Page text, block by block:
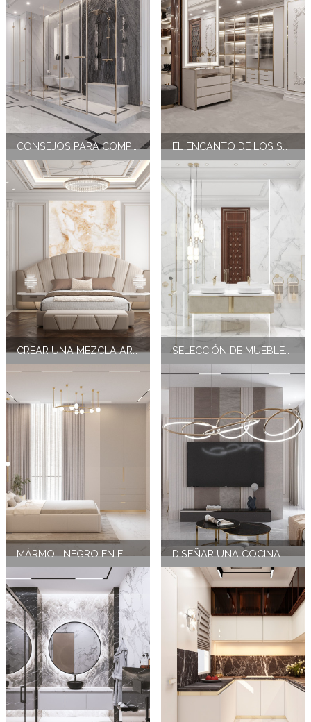
CONSEJOS PARA COMPRAR CABECEROS DE CAMA EL ENCANTO DE LOS SUELOS DE MÁRMOL DE LUJO
CREAR UNA MEZCLA ARMONIOSA DE MINIMALISMO Y ELEGANCIA EN EL INTERIOR DEL DORMITORIO
MÁRMOL NEGRO EN EL DISEÑO DE INTERIORES DE BAÑOS DISEÑAR UNA COCINA DE LUJO EN UN ESPACIO LIMITADO